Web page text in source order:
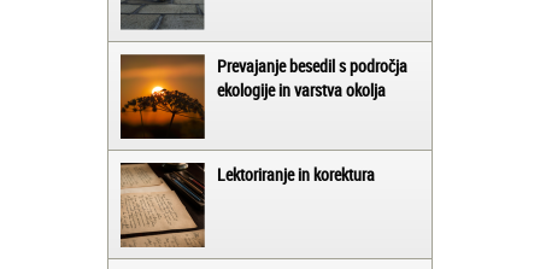
Prevajanje besedil s področja
ekologije in varstva okolja
Lektoriranje in korektura